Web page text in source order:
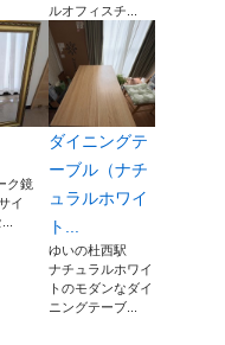
ルオフィスチ...
ク鏡
イ
ダイニングテ
ーブル（ナチ
ュラルホワイ
ト...
ゆいの杜西駅
ナチュラルホワイ
トのモダンなダイ
ニングテーブ...